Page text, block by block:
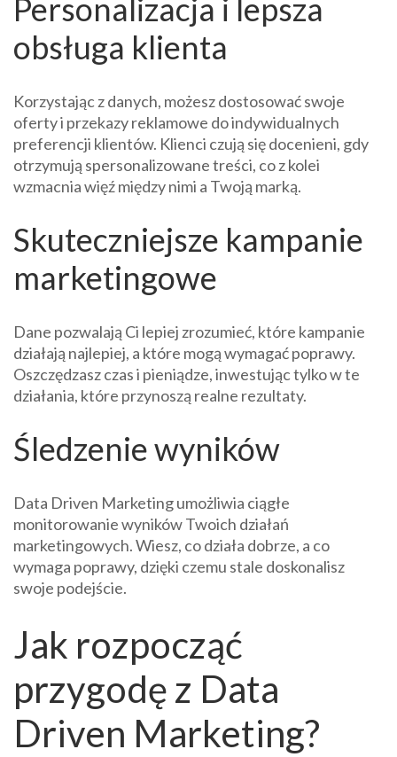
Personalizacja i lepsza
obsługa klienta
Korzystając z danych, możesz dostosować swoje
oferty i przekazy reklamowe do indywidualnych
preferencji klientów. Klienci czują się docenieni, gdy
otrzymują spersonalizowane treści, co z kolei
wzmacnia więź między nimi a Twoją marką.
Skuteczniejsze kampanie
marketingowe
Dane pozwalają Ci lepiej zrozumieć, które kampanie
działają najlepiej, a które mogą wymagać poprawy.
Oszczędzasz czas i pieniądze, inwestując tylko w te
działania, które przynoszą realne rezultaty.
Śledzenie wyników
Data Driven Marketing umożliwia ciągłe
monitorowanie wyników Twoich działań
marketingowych. Wiesz, co działa dobrze, a co
wymaga poprawy, dzięki czemu stale doskonalisz
swoje podejście.
Jak rozpocząć
przygodę z Data
Driven Marketing?